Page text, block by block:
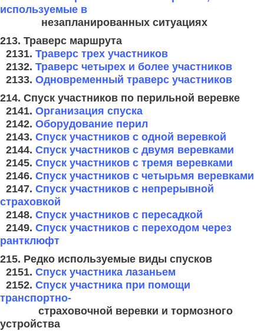
используемые в
незапланированных ситуациях
213. Траверс маршрута
2131. Траверс трех участников
2132. Траверс четырех и более участников
2133. Одновременный траверс участников
214. Спуск участников по перильной веревке
2141. Организация спуска
2142. Оборудование перил
2143. Спуск участников с одной веревкой
2144. Спуск участников с двумя веревками
2145. Спуск участников с тремя веревками
2146. Спуск участников с четырьмя веревками
2147. Спуск участников с непрерывной
страховкой
2148. Спуск участников с пересадкой
2149. Спуск участников с переходом через
рантклюфт
215. Редко используемые виды спусков
2151. Спуск участника лазаньем
2152. Спуск участника при помощи
транспортно-
страховочной веревки и тормозного
устройства